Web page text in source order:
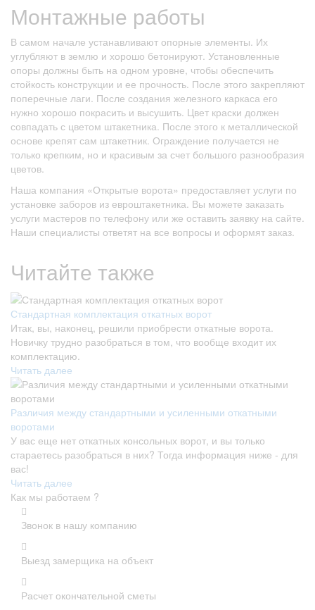
Монтажные работы
В самом начале устанавливают опорные элементы. Их
углубляют в землю и хорошо бетонируют. Установленные
опоры должны быть на одном уровне, чтобы обеспечить
стойкость конструкции и ее прочность. После этого закрепляют
поперечные лаги. После создания железного каркаса его
нужно хорошо покрасить и высушить. Цвет краски должен
совпадать с цветом штакетника. После этого к металлической
основе крепят сам штакетник. Ограждение получается не
только крепким, но и красивым за счет большого разнообразия
цветов.
Наша компания «Открытые ворота» предоставляет услуги по
установке заборов из евроштакетника. Вы можете заказать
услуги мастеров по телефону или же оставить заявку на сайте.
Наши специалисты ответят на все вопросы и оформят заказ.
Читайте также
Стандартная комплектация откатных ворот
Итак, вы, наконец, решили приобрести откатные ворота.
Новичку трудно разобраться в том, что вообще входит их
комплектацию.
Читать далее
Различия между стандартными и усиленными откатными
воротами
У вас еще нет откатных консольных ворот, и вы только
стараетесь разобраться в них? Тогда информация ниже - для
вас!
Читать далее
Как мы работаем ?
Звонок в нашу компанию
Выезд замерщика на объект
Расчет окончательной сметы